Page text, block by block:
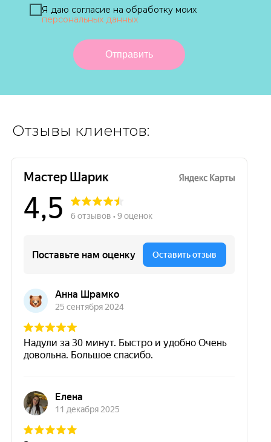
Я даю согласие на обработку моих
персональных данных
Отправить
Отзывы клиентов: